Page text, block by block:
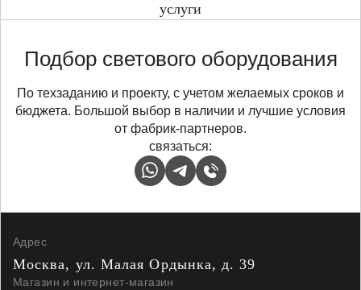
услуги
Подбор светового оборудования
По техзаданию и проекту, с учетом желаемых сроков и
бюджета. Большой выбор в наличии и лучшие условия
от фабрик-партнеров.
связаться:
Адрес
Москва, ул. МалаяОрдынка, д. 39
Магазин и интернет-магазин